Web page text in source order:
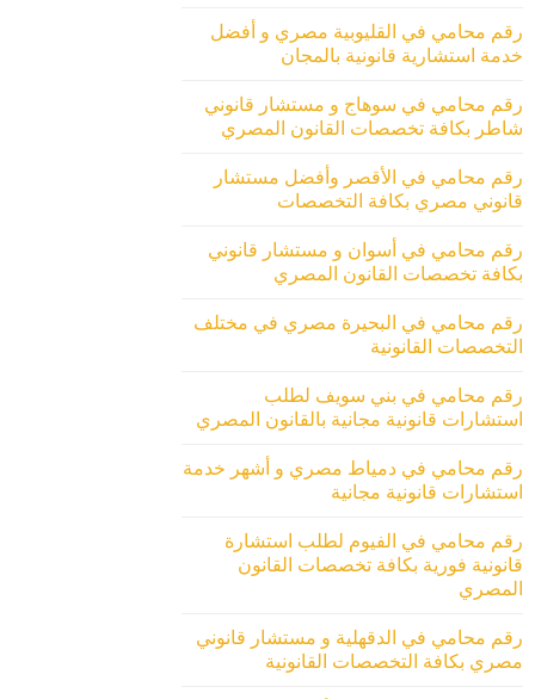
رقم محامي في القليوبية مصري و أفضل
خدمة استشارية قانونية بالمجان
رقم محامي في سوهاج و مستشار قانوني
شاطر بكافة تخصصات القانون المصري
رقم محامي في الأقصر وأفضل مستشار
قانوني مصري بكافة التخصصات
رقم محامي في أسوان و مستشار قانوني
بكافة تخصصات القانون المصري
رقم محامي في البحيرة مصري في مختلف
التخصصات القانونية
رقم محامي في بني سويف لطلب
استشارات قانونية مجانية بالقانون المصري
رقم محامي في دمياط مصري و أشهر خدمة
استشارات قانونية مجانية
رقم محامي في الفيوم لطلب استشارة
قانونية فورية بكافة تخصصات القانون
المصري
رقم محامي في الدقهلية و مستشار قانوني
مصري بكافة التخصصات القانونية